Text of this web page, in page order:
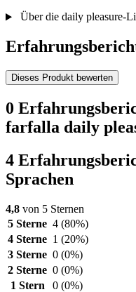
Über die daily pleasure-
Dieses Produkt bewerten
0
farfalla daily
4
Sprachen
4,8 von 5 Sternen
5 Sterne 4 (80%)
4 Sterne 1 (20%)
3 Sterne 0 (0%)
2 Sterne 0 (0%)
1 Stern
0 (0%)